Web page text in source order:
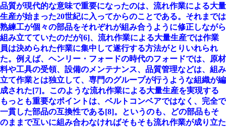
品質が現代的な意味で重要になったのは、流れ作業による大量
生産が始まった20世紀に入ってからのことである。それまでは
熟練工が個々の部品をそれぞれが組み合うように修正しながら
組み立てていたのだが[6]、流れ作業による大量生産では作業
員は決められた作業に集中して遂行する方法がとりいれられ
た。例えば、ヘンリー・フォードの時代のフォードでは、原材
料や工具の受領、設備のメンテナンス、品質管理などは、組み
立て作業とは独立して、専門のグループが行うような組織が編
成された[7]。このような流れ作業による大量生産を実現する
もっとも重要なポイントは、ベルトコンベアではなく、完全で
一貫した部品の互換性である[8]。というのも、どの部品もそ
のままで互いに組み合わなければそもそも流れ作業が成り立た